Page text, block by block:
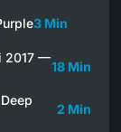
3 Min
2017 —
18 Min
2 Min